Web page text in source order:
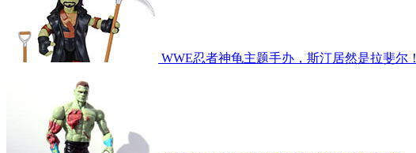
WWE忍者神龟主题手办，斯汀居然是拉斐尔！